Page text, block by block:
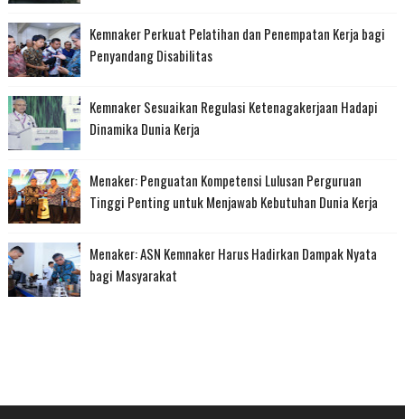
Kemnaker Perkuat Pelatihan dan Penempatan Kerja bagi
Penyandang Disabilitas
Kemnaker Sesuaikan Regulasi Ketenagakerjaan Hadapi
Dinamika Dunia Kerja
Menaker: Penguatan Kompetensi Lulusan Perguruan
Tinggi Penting untuk Menjawab Kebutuhan Dunia Kerja
Menaker: ASN Kemnaker Harus Hadirkan Dampak Nyata
bagi Masyarakat